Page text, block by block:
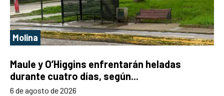
Molina
Maule y O’Higgins enfrentarán heladas
durante cuatro días, según...
6 de agosto de 2026